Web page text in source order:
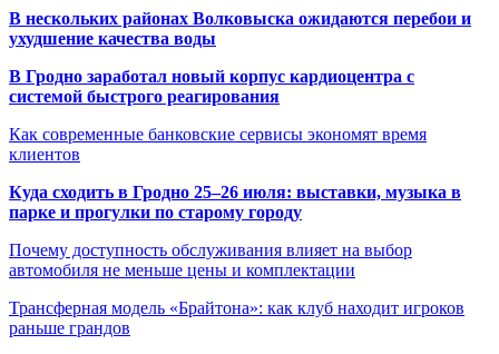
В нескольких районах Волковыска ожидаются перебои и
ухудшение качества воды
В Гродно заработал новый корпус кардиоцентра с
системой быстрого реагирования
Как современные банковские сервисы экономят время
клиентов
Куда сходить в Гродно 25–26 июля: выставки, музыка в
парке и прогулки по старому городу
Почему доступность обслуживания влияет на выбор
автомобиля не меньше цены и комплектации
Трансферная модель «Брайтона»: как клуб находит игроков
раньше грандов